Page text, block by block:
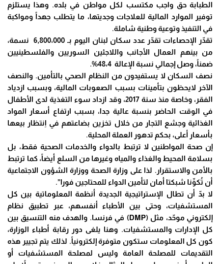
الطبابة حق واجب مكتسب لكل مواطن في بلده. وهذا يستلزم
توفير الموارد المالية للعلاجات وجديتها، ما يتطلب جهداً ومواكبة
في التنفيذ وتوعية وطنية شاملة.
تقدّر الإحصاءات تقدّر عدد سكان لبنان اليوم بـ 6,800،000 نسمة،
من بينهم العمال الأجانب واللاجئين السوريين والفلسطينيين
ضمناً، وصل إجمالي نسبة الإعالة 48،4%.
نصف السكان لا يستفيدون من النظام الصحي بالتأمين. والنصف
الآخر لايحظون بتأمينات بسبب الصعوبات المالية، وبسبب ازدياد
الفقر، وخاصة منذ سنة 2017، وقد ازداد سوء التغذية لدى الأطفال
في الوقت الحاضر بنسبة عالية جدا، بسبب ارتفاع أسعار المواد
الغذائية وجشع التجار من خلال تخزين بضاعتهم في اِنتظار بيعها
بأسعار أعلى، بحكم تدهور العملة المحلية.
إن صحة المواطنين لا ترتبط بالدواء والخدمات الصحية فقط، بل
بسلامة المحيط والغذاء والمياه وغيرها من السلع أيضاً، كما ترتبط
بالأمن والاستقرار. لذا على وزارة الصحة ووزارة الشؤون الاجتماعية
أن تُكوِّنا شبكتا أمان لتأمين الدواء للمحتاجين فورا”.
لا بدّ أن تطال الإستراتيجية الجديدة أنظمة المعلوماتية بين كل
المستشفيات، وحتى بين الأطباء أنفسهم، عبر تطبيق نظام
إلكتروني موحّد، مثل (DMP) في فرنسا. والهدف منه التنسيق بين
كل الإدارات والمستشفيات. وهنا يلغى دور رقابة أطباء الوزارة،
كون كل المعلومات ستكون متوفرة إلكترونياً. لذلك يتم تجيير هذه
التقديمات للمصلحة العامة وليس لمصلحة المستشفيات أو